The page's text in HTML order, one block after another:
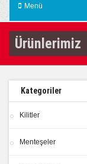
Menü
Ürünlerimiz
Kategoriler
Kilitler
Menteşeler